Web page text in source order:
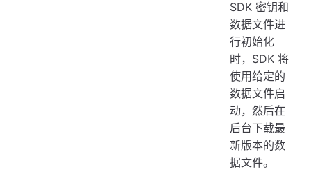
SDK 密钥和
数据文件进
行初始化
时，SDK 将
使用给定的
数据文件启
动，然后在
后台下载最
新版本的数
据文件。